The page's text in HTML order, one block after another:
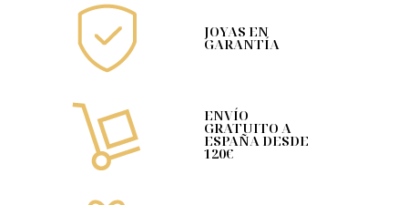
JOYAS EN
GARANTÍA
ENVÍO
GRATUITO A
ESPAÑA DESDE
120€